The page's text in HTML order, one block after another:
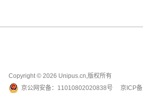
Copyright ©2026 Unipus.cn,版权所有
京公网安备： 11010802020838号 京ICP备